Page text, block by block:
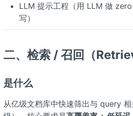
LLM 提示工程（用 LLM 做
写）
二、检索 / 召回（
是什么
从亿级文档库中快速筛出与 query